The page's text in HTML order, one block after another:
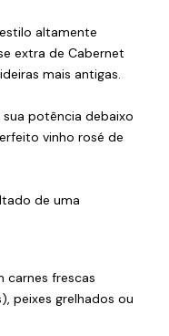
altamente
extra de Cabernet
mais antigas.
potência debaixo
vinho rosé de
de uma
carnes frescas
peixes grelhados ou